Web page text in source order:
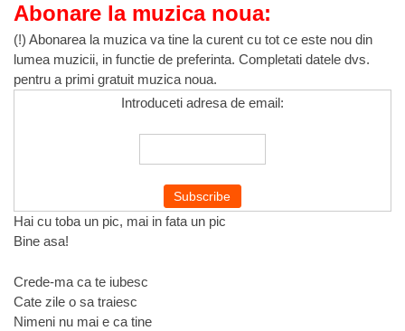
Abonare la muzica noua:
(!) Abonarea la muzica va tine la curent cu tot ce este nou din
lumea muzicii, in functie de preferinta. Completati datele dvs.
pentru a primi gratuit muzica noua.
Introduceti adresa de email:
Hai cu toba un pic, mai in fata un pic
Bine asa!
Crede-ma ca te iubesc
Cate zile o sa traiesc
Nimeni nu mai e ca tine